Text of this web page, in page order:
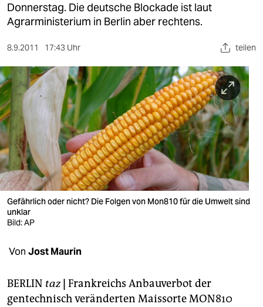
kultur
sport
berlin
nord
wahrheit
verlag
verlag
veranstaltungen
shop
fragen & hilfe
abo
Donnerstag. Die deutsche Blockade ist laut
Agrarministerium in Berlin aber rechtens.
8.9.2011 17:43 Uhr teilen
Gefährlich oder nicht? Die Folgen von Mon810 für die Umwelt sind
unklar
Bild: AP
Von Jost Maurin
BERLIN taz Frankreichs Anbauverbot der
gentechnisch veränderten Maissorte MON810